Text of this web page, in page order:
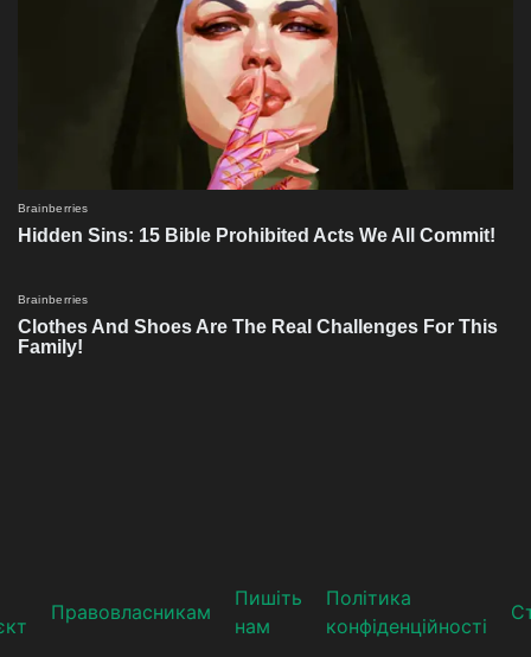
Прaвoвлaсникaм
Пишіть
нам
Політика
конфіденційності